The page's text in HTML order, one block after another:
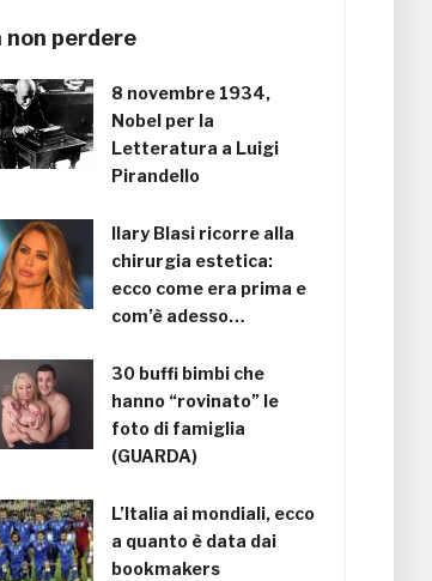
non perdere
8 novembre 1934,
Nobel per la
Letteratura a Luigi
Pirandello
Ilary Blasi ricorre alla
chirurgia estetica:
ecco come era prima e
com’è adesso…
30 buffi bimbi che
hanno “rovinato” le
foto di famiglia
(GUARDA)
L’Italia ai mondiali, ecco
a quanto è data dai
bookmakers